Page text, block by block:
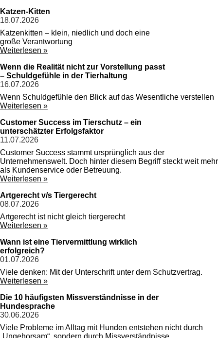
Katzen-Kitten
18.07.2026
Katzenkitten – klein, niedlich und doch eine
große Verantwortung
Weiterlesen »
Wenn die Realität nicht zur Vorstellung passt
– Schuldgefühle in der Tierhaltung
16.07.2026
Wenn Schuldgefühle den Blick auf das Wesentliche verstellen
Weiterlesen »
Customer Success im Tierschutz – ein
unterschätzter Erfolgsfaktor
11.07.2026
Customer Success stammt ursprünglich aus der
Unternehmenswelt. Doch hinter diesem Begriff steckt weit mehr
als Kundenservice oder Betreuung.
Weiterlesen »
Artgerecht v/s Tiergerecht
08.07.2026
Artgerecht ist nicht gleich tiergerecht
Weiterlesen »
Wann ist eine Tiervermittlung wirklich
erfolgreich?
01.07.2026
Viele denken: Mit der Unterschrift unter dem Schutzvertrag.
Weiterlesen »
Die 10 häufigsten Missverständnisse in der
Hundesprache
30.06.2026
Viele Probleme im Alltag mit Hunden entstehen nicht durch
„Ungehorsam“, sondern durch Missverständnisse.